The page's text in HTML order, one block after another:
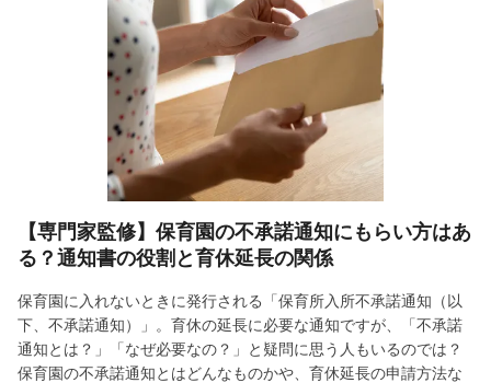
【専門家監修】保育園の不承諾通知にもらい方はあ
る？通知書の役割と育休延長の関係
保育園に入れないときに発行される「保育所入所不承諾通知（以
下、不承諾通知）」。育休の延長に必要な通知ですが、「不承諾
通知とは？」「なぜ必要なの？」と疑問に思う人もいるのでは？
保育園の不承諾通知とはどんなものかや、育休延長の申請方法な